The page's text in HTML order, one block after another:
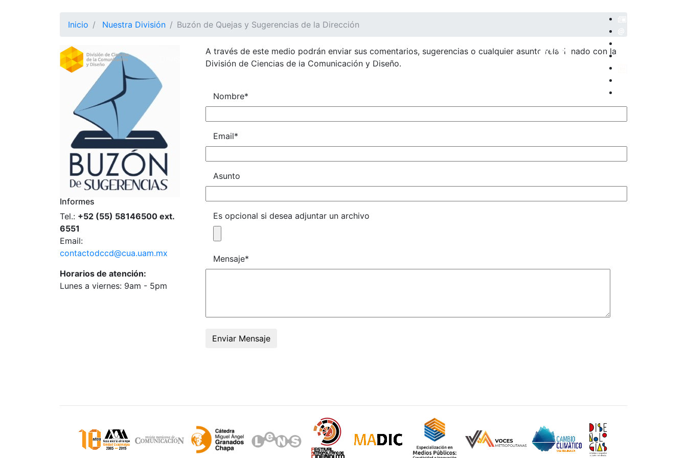
(CURRENT)OFERTA EDUCATIVA DEPARTAMENTOS
Inicio Nuestra División Buzón de Quejas y Sugerencias de la Dirección
Informes
Tel.: +52 (55) 58146500 ext.
6551
Email:
contactodccd@cua.uam.mx
Horarios de atención:
Lunes a viernes: 9am - 5pm
A través de este medio podrán enviar sus comentarios, sugerencias o cualquier asunto relacionado con la
División de Ciencias de la Comunicación y Diseño.
Nombre*
Email*
Asunto
Es opcional si desea adjuntar un archivo
Mensaje*
Enviar Mensaje